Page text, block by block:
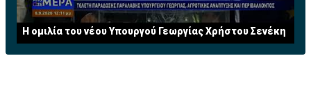
Η ομιλία του νέου Υπουργού Γεωργίας Χρήστου Σενέκη